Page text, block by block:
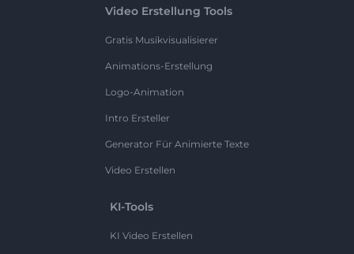
Video Erstellung Tools
Gratis Musikvisualisierer
Animations-Erstellung
Logo-Animation
Intro Ersteller
Generator Für Animierte Texte
Video Erstellen
KI-Tools
KI Video Erstellen